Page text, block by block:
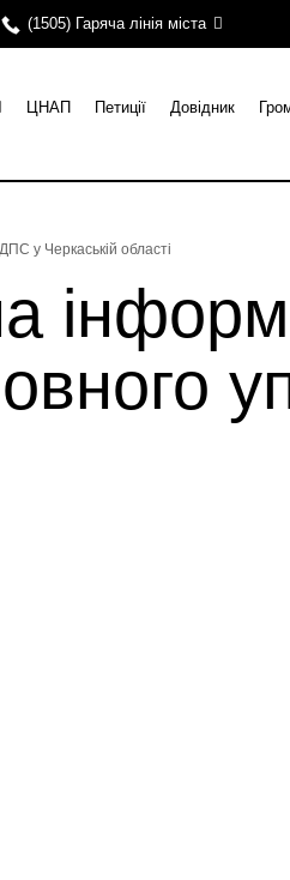
(1505) Гаряча лінія міста
ЦНАП Петиції Довідник
у Черкаській області